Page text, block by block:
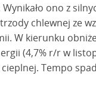
ono z
chlewnej ze
W kierunku
(4,7% r/r w
Tempo